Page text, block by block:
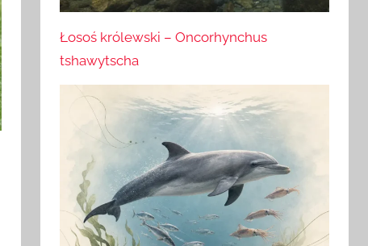
Łosoś królewski – Oncorhynchus
tshawytscha